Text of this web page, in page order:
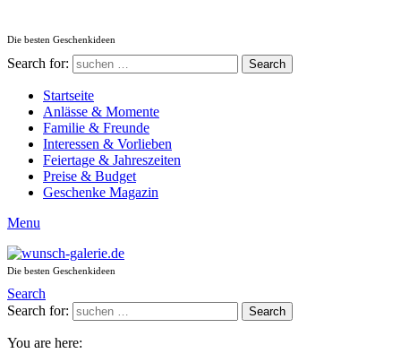
Die besten Geschenkideen
Search for: Search
Startseite
Anlässe & Momente
Familie & Freunde
Interessen & Vorlieben
Feiertage & Jahreszeiten
Preise & Budget
Geschenke Magazin
Menu
Die besten Geschenkideen
Search
Search for:
Search
You are here: